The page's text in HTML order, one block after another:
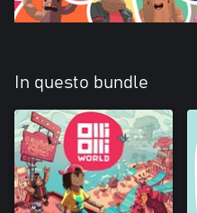
In questo bundle